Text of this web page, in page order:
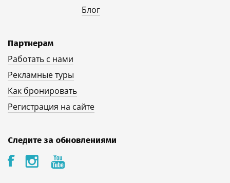
Блог
Партнерам
Работать с нами
Рекламные туры
Как бронировать
Регистрация на сайте
Следите за обновлениями